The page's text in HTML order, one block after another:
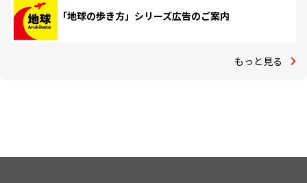
「地球の歩き方」シリーズ広告のご案内
もっと見る